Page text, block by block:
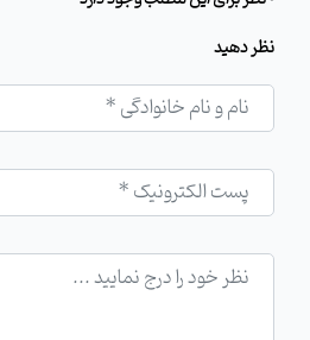
نظر دهید